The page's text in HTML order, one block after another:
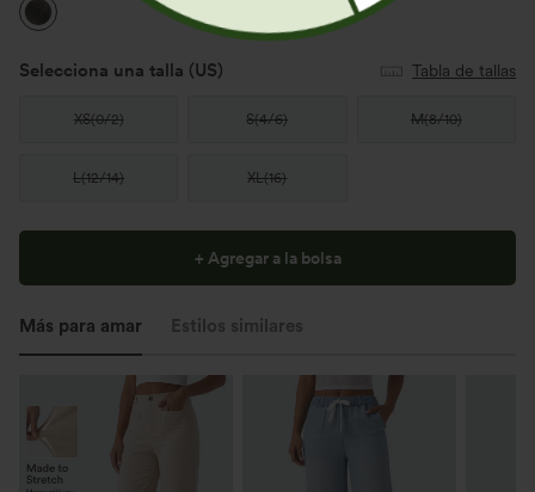
Selecciona una talla (US) Tabla de tallas
XS(0/2) S(4/6) M(8/10)
L(12/14) XL(16)
+ Agregar a la bolsa
Más para amar Estilos similares